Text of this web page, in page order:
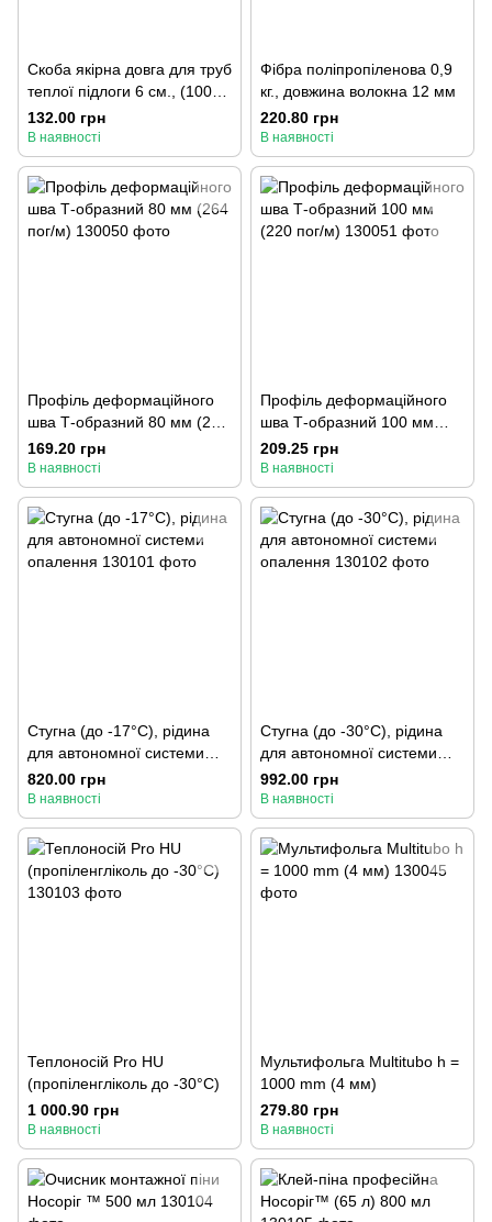
Скоба якірна довга для труб
теплої підлоги 6 см., (100
шт.).
132.00 грн
В наявності
Фібра поліпропіленова 0,9
кг., довжина волокна 12 мм
220.80 грн
В наявності
Профіль деформаційного
шва Т-образний 80 мм (264
пог/м)
169.20 грн
В наявності
Профіль деформаційного
шва Т-образний 100 мм
(220 пог/м)
209.25 грн
В наявності
Стугна (до -17°С), рідина
для автономної системи
опалення
820.00 грн
В наявності
Стугна (до -30°С), рідина
для автономної системи
опалення
992.00 грн
В наявності
Теплоносій Pro HU
(пропіленгліколь до -30°С)
1 000.90 грн
В наявності
Мультифольга Multitubo h =
1000 mm (4 мм)
279.80 грн
В наявності